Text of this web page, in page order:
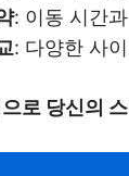
: 이동 시간
: 다양한 사
로 당신의